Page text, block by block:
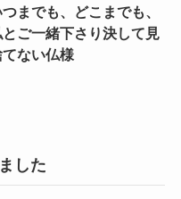
つまでも、どこまでも、
とご一緒下さり決して見
てない仏様
した